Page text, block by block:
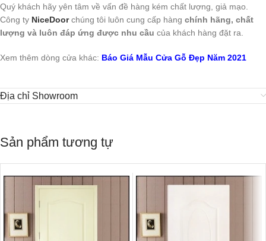
Quý khách hãy yên tâm về vấn đề hàng kém chất lượng, giả mạo.
Công ty NiceDoorchúng tôi luôn cung cấp hàng chính hãng, chất
lượng và luôn đáp ứng được nhu cầu của khách hàng đặt ra.
Xem thêm dòng cửa khác: Báo Giá Mẫu Cửa Gỗ Đẹp Năm 2021
Địa chỉ Showroom
Sản phẩm tương tự